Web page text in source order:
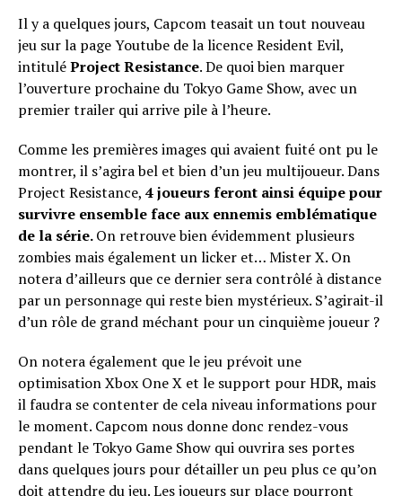
Il y a quelques jours, Capcom teasait un tout nouveau
jeu sur la page Youtube de la licence Resident Evil,
intituléProject Resistance. De quoi bien marquer
l’ouverture prochaine du Tokyo Game Show, avec un
premier trailer qui arrive pile à l’heure.
Comme les premières images qui avaient fuité ont pu le
montrer, il s’agira bel et bien d’un jeu multijoueur. Dans
Project Resistance, 4 joueurs feront ainsi équipe pour
survivre ensemble face aux ennemis emblématique
de la série.On retrouve bien évidemment plusieurs
zombies mais également un licker et… Mister X. On
notera d’ailleurs que ce dernier sera contrôlé à distance
par un personnage qui reste bien mystérieux. S’agirait-il
d’un rôle de grand méchant pour un cinquième joueur ?
On notera également que le jeu prévoit une
optimisation Xbox One X et le support pour HDR, mais
il faudra se contenter de cela niveau informations pour
le moment. Capcom nous donne donc rendez-vous
pendant le Tokyo Game Show qui ouvrira ses portes
dans quelques jours pour détailler un peu plus ce qu’on
doit attendre du jeu. Les joueurs sur place pourront